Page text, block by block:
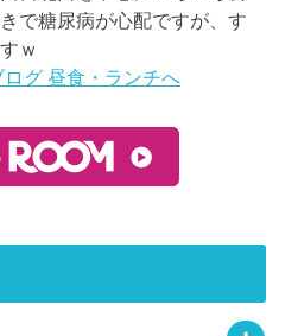
で糖尿病が心配ですが、す
ｗ